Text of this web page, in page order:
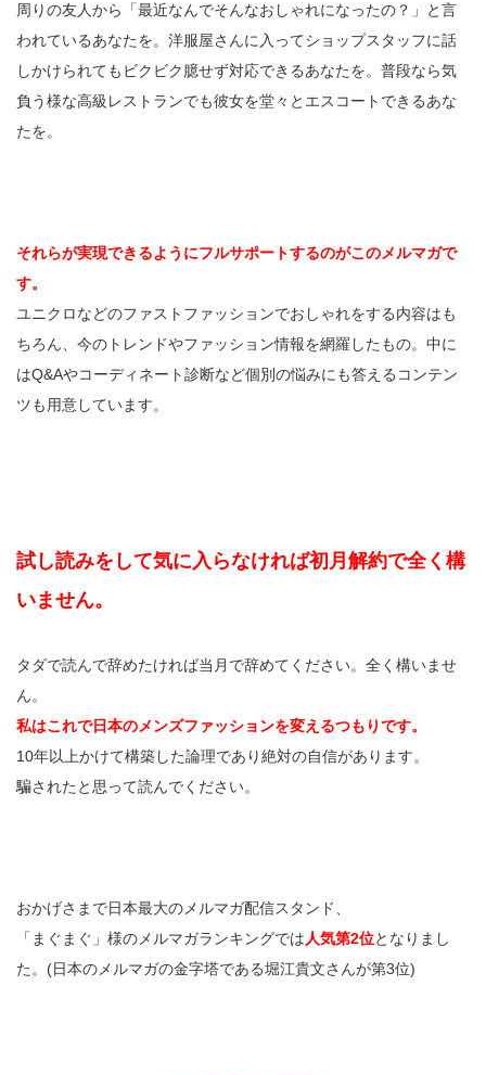
周りの友人から「最近なんでそんなおしゃれになったの？」と言
われているあなたを。洋服屋さんに入ってショップスタッフに話
しかけられてもビクビク臆せず対応できるあなたを。普段なら気
負う様な高級レストランでも彼女を堂々とエスコートできるあな
たを。
それらが実現できるようにフルサポートするのがこのメルマガで
す。
ユニクロなどのファストファッションでおしゃれをする内容はも
ちろん、今のトレンドやファッション情報を網羅したもの。中に
はQ&Aやコーディネート診断など個別の悩みにも答えるコンテン
ツも用意しています。
試し読みをして気に入らなければ初月解約で全く構
いません。
タダで読んで辞めたければ当月で辞めてください。全く構いませ
ん。
私はこれで日本のメンズファッションを変えるつもりです。
10年以上かけて構築した論理であり絶対の自信があります。
騙されたと思って読んでください。
おかげさまで日本最大のメルマガ配信スタンド、
「まぐまぐ」様のメルマガランキングでは人気第2位となりまし
た。(日本のメルマガの金字塔である堀江貴文さんが第3位)